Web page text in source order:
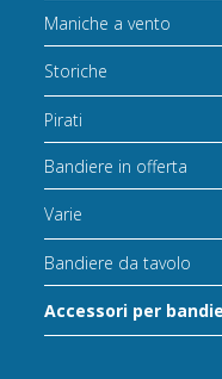
Maniche a vento
Storiche
Pirati
Bandiere in offerta
Varie
Bandiere da tavolo
Accessori per